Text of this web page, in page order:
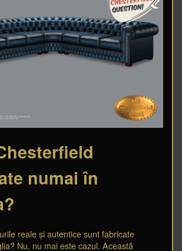
numai în
reale și autentice sunt fabricate
Nu, nu mai este cazul. Această